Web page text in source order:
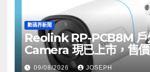
數碼界新聞
Reolink RP-PCB8M 戶
Camera 現已上市，售價
HK$722
09/08/2026 JOSEPH